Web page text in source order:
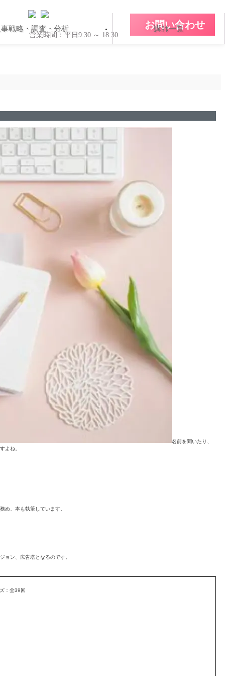
営業時間：平日9:30 ～ 18:30
お問い合わせ
事戦略・調査・分析 講師一覧
名前を聞いたり、
よね。
め、本も執筆しています。
ョン、広告塔となるのです。
：全39回